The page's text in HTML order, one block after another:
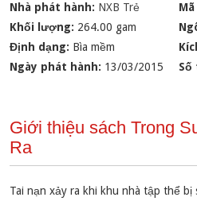
Nhà phát hành: NXB Trẻ
Khối lượng: 264.00 gam
Định dạng: Bìa mềm
Ngày phát hành: 13/03/2015 Số
Giới thiệu sách Trong
Ra
Tai nạn xảy ra khi khu nhà tập thể bị